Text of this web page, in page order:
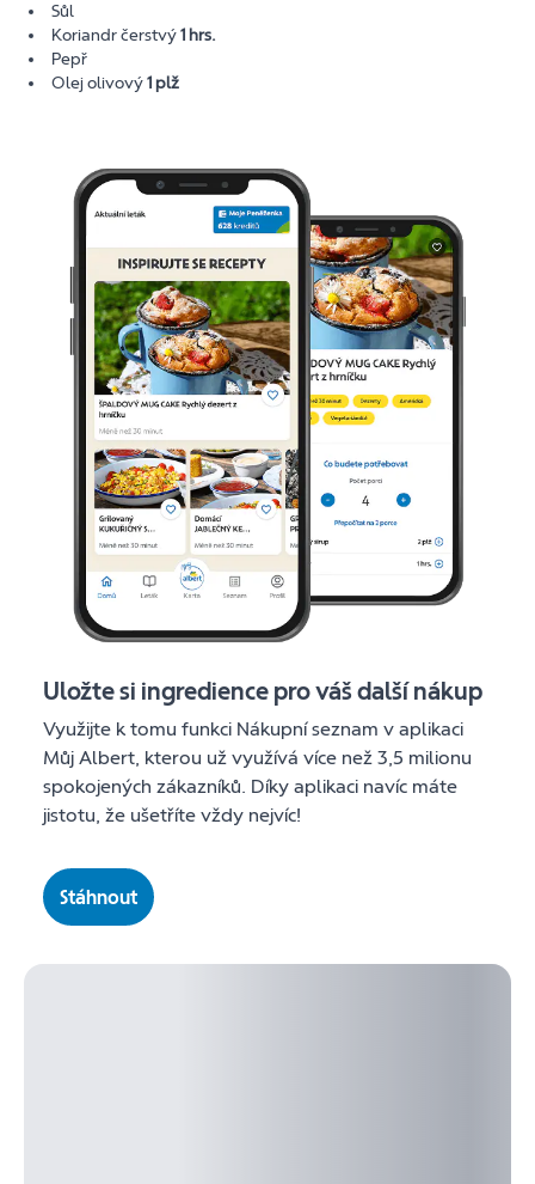
Sůl
Koriandr čerstvý1 hrs.
Pepř
Olej olivový1 plž
Uložte si ingredience pro váš další nákup
Využijte k tomu funkci Nákupní seznam v aplikaci
Můj Albert, kterou už využívá více než 3,5 milionu
spokojených zákazníků. Díky aplikaci navíc máte
jistotu, že ušetříte vždy nejvíc!
Stáhnout